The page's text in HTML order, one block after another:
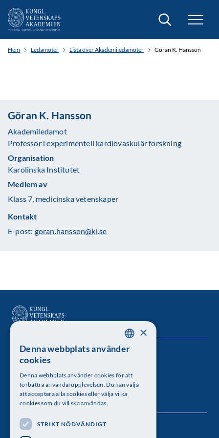
Sök
Hem Ledamöter Lista över Akademiledamöter Göran K. Hansson
Göran K. Hansson
Akademiledamot
Professor i experimentell kardiovaskulär forskning
Organisation
Karolinska Institutet
Medlem av
Klass 7, medicinska vetenskaper
Kontakt
E-post: goran.hansson@ki.se
Kungl. Vetenskapsakademien
Besöksadress: Lilla Frescativägen 4A
Telefon: 08-673 95 00
Följ oss
SWEDISH
×
Denna webbplats använder
cookies
Denna webbplats använder cookies för att
förbättra användarupplevelsen. Du kan välja
att acceptera alla cookies eller välja vilka
cookies som du vill ska användas.
STRIKT NÖDVÄNDIGT